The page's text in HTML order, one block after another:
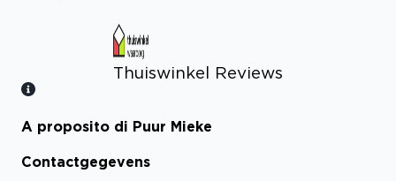
Thuiswinkel Reviews
Bekijk certificaat
A proposito di Puur Mieke
Contactgegevens